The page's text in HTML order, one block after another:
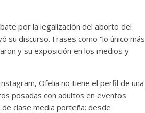
por la legalización del aborto del
su discurso. Frases como “lo único más
y su exposición en los medios y
Ofelia no tiene el perfil de una
posadas con adultos en eventos
clase media porteña: desde